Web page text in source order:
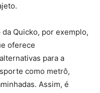
Quicko, por exemplo,
oferece
para a
como metrô,
Assim, é